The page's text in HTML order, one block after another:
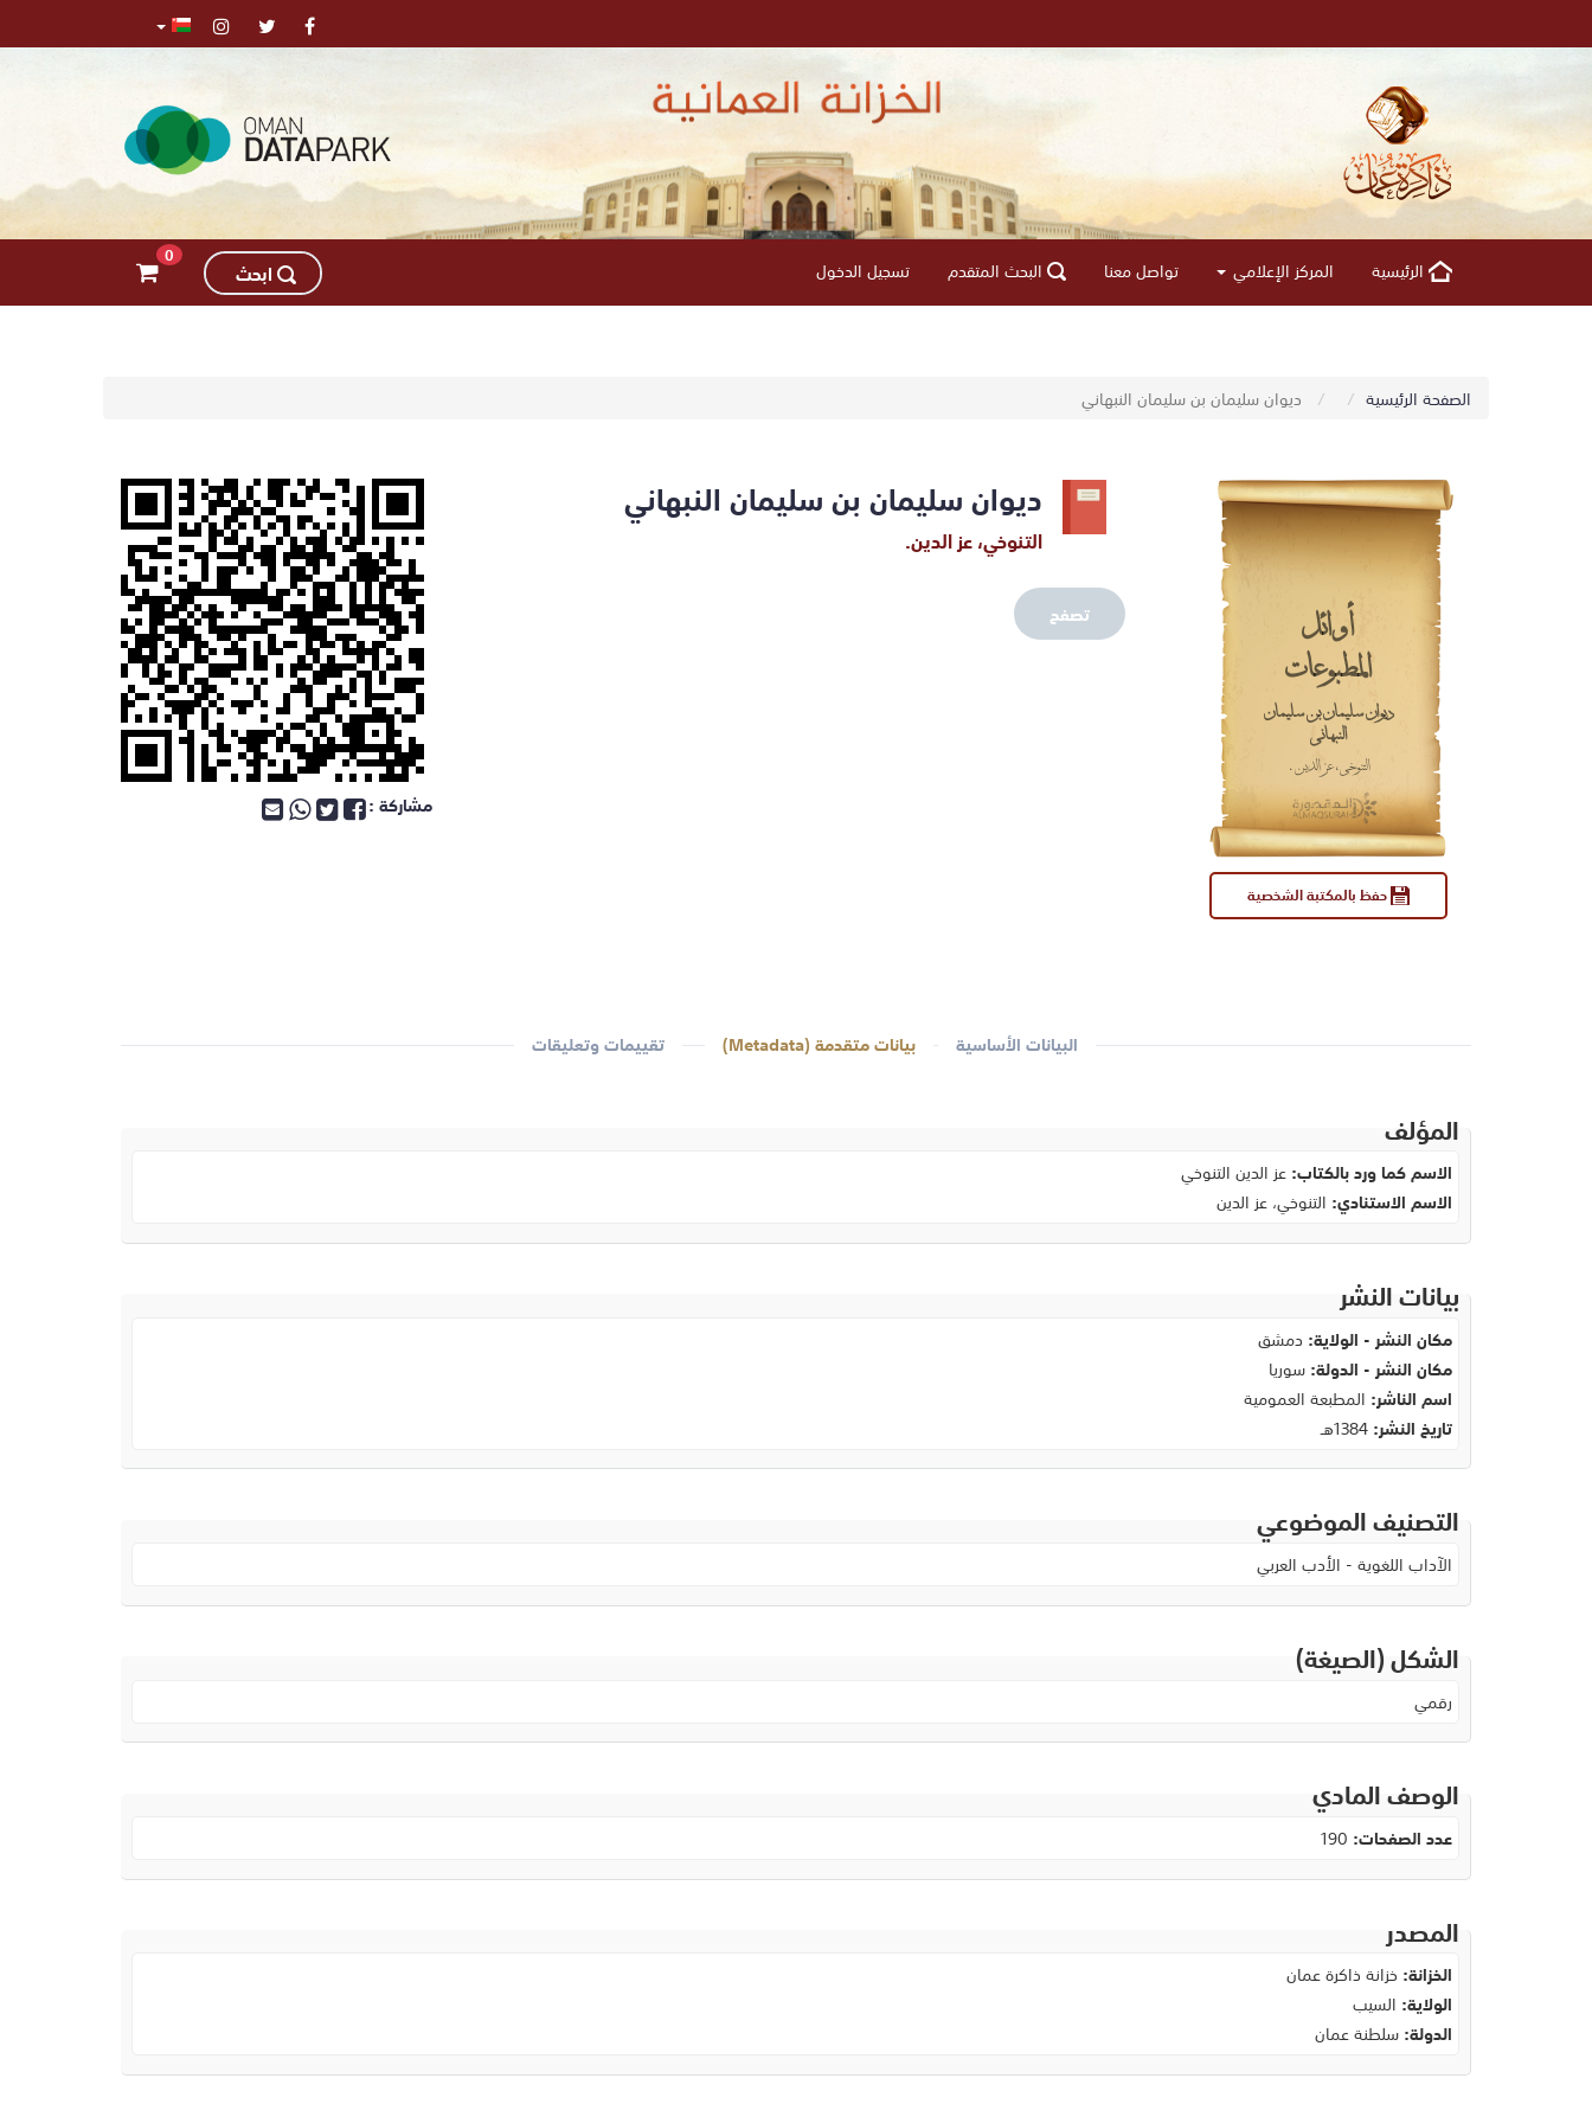
0
اﺑﺤﺚ الرئيسية المركز الإعلامي تواصل معنا البحث المتقدم تسجيل الدخول
الصفحة الرئيسية ديوان سليمان بن سليمان النبهاني
حفظ بالمكتبة الشخصية
أوائل
المطبوعات
ديوان سليمان بن سليمان
النبهاني
التنوخي، عز الدين.
ديوان سليمان بن سليمان النبهاني
التنوخي، عز الدين.
تصفح
مشاركة :
البيانات الأساسية بيانات متقدمة (Metadata) تقييمات وتعليقات
المؤلف
الاسم كما ورد بالكتاب:عز الدين التنوخي
الاسم الاستنادي: التنوخي، عز الدين
بيانات النشر
مكان النشر - الولاية: دمشق
مكان النشر - الدولة:سوريا
اسم الناشر: المطبعة العمومية
تاريخ النشر:1384هـ
التصنيف الموضوعي
الآداب اللغوية - الأدب العربي
الشكل (الصيغة)
رقمي
الوصف المادي
عدد الصفحات: 190
المصدر
الخزانة: خزانة ذاكرة عمان
الولاية: السيب
الدولة:سلطنة عمان